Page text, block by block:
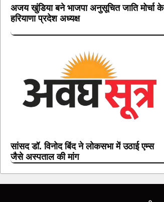
अजय खुंडिया बने भाजपा अनुसूचित जाति मोर्चा के
हरियाणा प्रदेश अध्यक्ष
सांसद डॉ. विनोद बिंद ने लोकसभा में उठाई एम्स
जैसे अस्पताल की मांग